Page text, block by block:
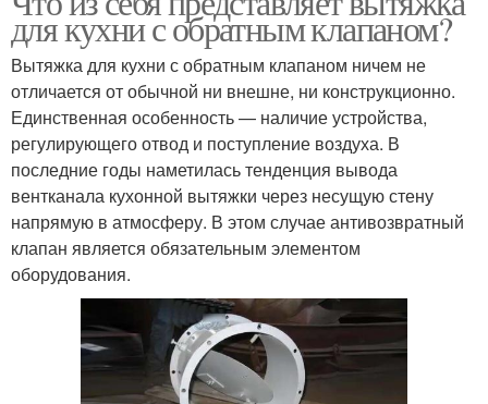
для кухни с обратным клапаном?
Вытяжка для кухни с обратным клапаном ничем не
отличается от обычной ни внешне, ни конструкционно.
Единственная особенность — наличие устройства,
регулирующего отвод и поступление воздуха. В
последние годы наметилась тенденция вывода
вентканала кухонной вытяжки через несущую стену
напрямую в атмосферу. В этом случае антивозвратный
клапан является обязательным элементом
оборудования.